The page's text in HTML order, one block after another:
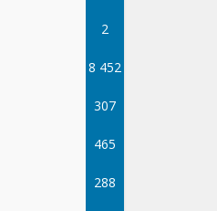
5
2
8 452
307
465
288